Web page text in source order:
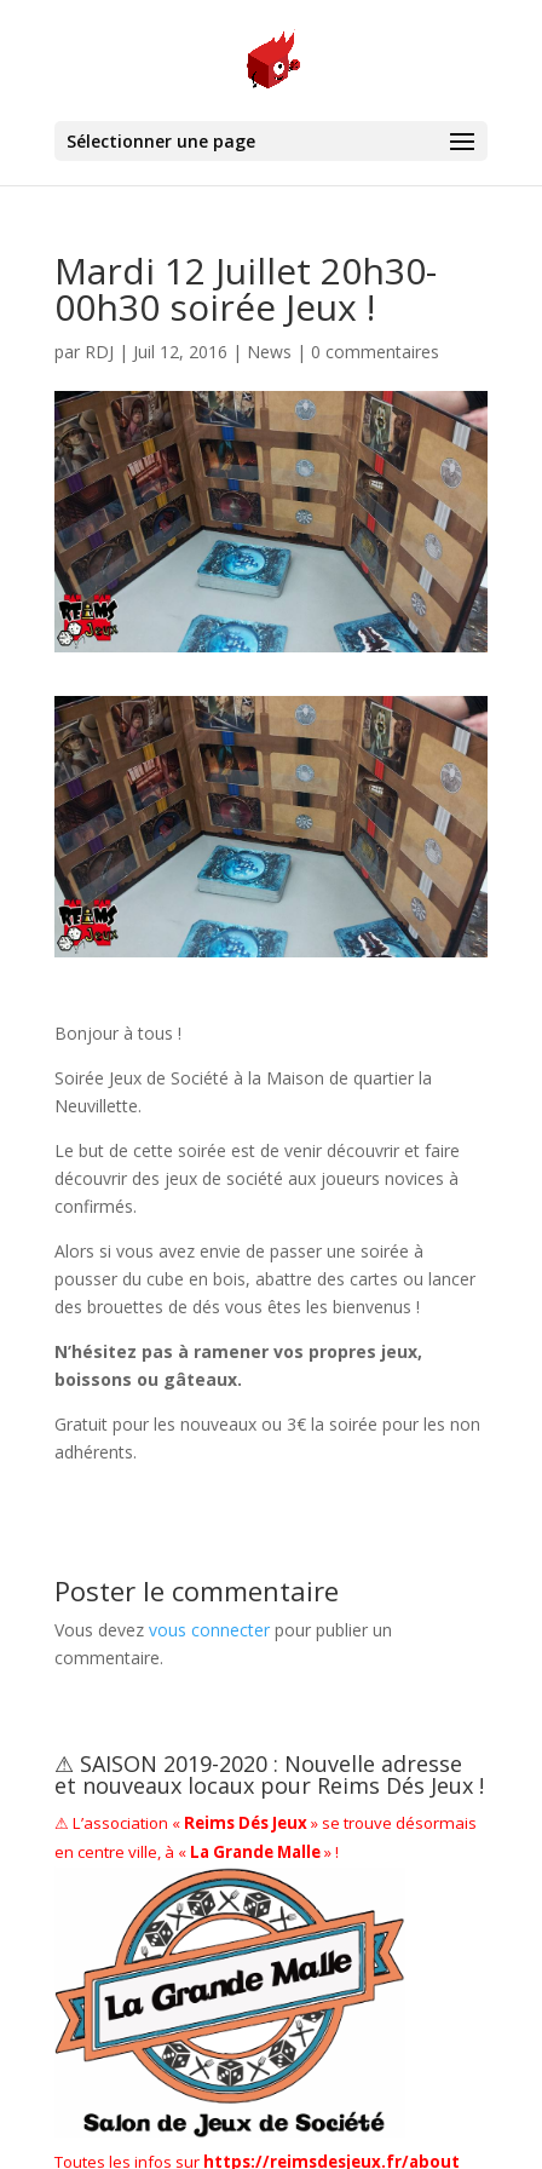
Sélectionner une page
Mardi 12 Juillet 20h30-
00h30 soirée Jeux !
par RDJ | Juil 12, 2016 | News | 0 commentaires
Bonjour à tous !
Soirée Jeux de Société à la Maison de quartier la
Neuvillette.
Le but de cette soirée est de venir découvrir et faire
découvrir des jeux de société aux joueurs novices à
confirmés.
Alors si vous avez envie de passer une soirée à
pousser du cube en bois, abattre des cartes ou lancer
des brouettes de dés vous êtes les bienvenus !
N’hésitez pas à ramener vos propres jeux,
boissons ou gâteaux.
Gratuit pour les nouveaux ou 3€ la soirée pour les non
adhérents.
Poster le commentaire
Vous devez vous connecterpour publier un
commentaire.
⚠ SAISON 2019-2020 : Nouvelle adresse
et nouveaux locaux pour Reims Dés Jeux !
⚠ L’association « Reims Dés Jeux» se trouve désormais
en centre ville, à « La Grande Malle» !
Toutes les infos sur https://reimsdesjeux.fr/about